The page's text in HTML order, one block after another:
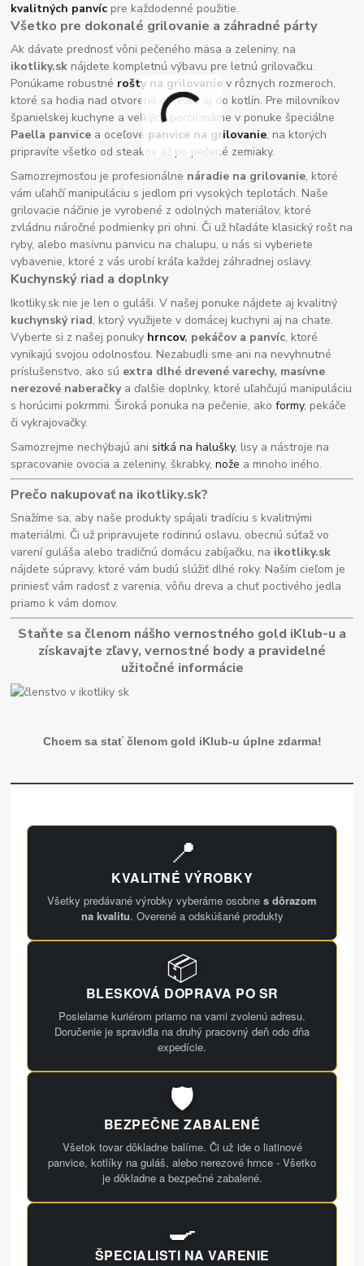
kvalitných panvíc pre každodenné použitie.
Všetko pre dokonalé grilovanie a záhradné párty
Ak dávate prednosť vôni pečeného mäsa a zeleniny, na
ikotliky.sk nájdete kompletnú výbavu pre letnú grilovačku.
Ponúkame robustné rošty na grilovanie v rôznych rozmeroch,
ktoré sa hodia nad otvorené ohnisko aj do kotlín. Pre milovníkov
španielskej kuchyne a veľkých porcií máme v ponuke špeciálne
Paella panvice a oceľové panvice na grilovanie, na ktorých
pripravíte všetko od steakov až po pečené zemiaky.
Samozrejmosťou je profesionálne náradie na grilovanie, ktoré
vám uľahčí manipuláciu s jedlom pri vysokých teplotách. Naše
grilovacie náčinie je vyrobené z odolných materiálov, ktoré
zvládnu náročné podmienky pri ohni. Či už hľadáte klasický rošt na
ryby, alebo masívnu panvicu na chalupu, u nás si vyberiete
vybavenie, ktoré z vás urobí kráľa každej záhradnej oslavy.
Kuchynský riad a doplnky
Ikotliky.sk nie je len o guláši. V našej ponuke nájdete aj kvalitný
kuchynský riad, ktorý využijete v domácej kuchyni aj na chate.
Vyberte si z našej ponuky hrncov, pekáčov a panvíc, ktoré
vynikajú svojou odolnosťou. Nezabudli sme ani na nevyhnutné
príslušenstvo, ako sú extra dlhé drevené varechy, masívne
nerezové naberačkya ďalšie doplnky, ktoré uľahčujú manipuláciu
s horúcimi pokrmmi. Široká ponuka na pečenie, akoformy, pekáče
či vykrajovačky.
Samozrejme nechýbajú anisitká na halušky, lisy a nástroje na
spracovanie ovocia a zeleniny, škrabky,nože a mnoho iného.
Prečo nakupovať na ikotliky.sk?
Snažíme sa, aby naše produkty spájali tradíciu s kvalitnými
materiálmi. Či už pripravujete rodinnú oslavu, obecnú súťaž vo
varení guláša alebo tradičnú domácu zabíjačku, na ikotliky.sk
nájdete súpravy, ktoré vám budú slúžiť dlhé roky. Naším cieľom je
priniesť vám radosť z varenia, vôňu dreva a chuť poctivého jedla
priamo k vám domov.
Staňte sa členom nášho vernostného gold iKlub-u a
získavajte zľavy, vernostné body a pravidelné
užitočné informácie
Chcem sa stať členom gold iKlub-u úplne zdarma!
📍
KVALITNÉ VÝROBKY
Všetky predávané výrobky vyberáme osobne s dôrazom
na kvalitu. Overené a odskúšané produkty
📦
BLESKOVÁ DOPRAVA PO SR
Posielame kuriérom priamo na vami zvolenú adresu.
Doručenie je spravidla na druhý pracovný deň odo dňa
expedície.
🛡️
BEZPEČNE ZABALENÉ
Všetok tovar dôkladne balíme. Či už ide o liatinové
panvice, kotlíky na guláš, alebo nerezové hrnce - Všetko
je dôkladne a bezpečné zabalené.
🍳
ŠPECIALISTI NA VARENIE